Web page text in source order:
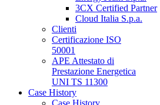
3CX Certified Partner
Cloud Italia S.p.a.
Clienti
Certificazione ISO
50001
APE Attestato di
Prestazione Energetica
UNI TS 11300
Case History
Case History